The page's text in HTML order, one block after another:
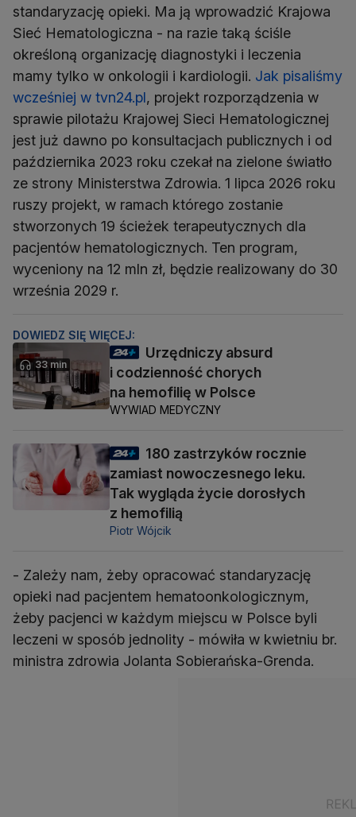
standaryzację opieki. Ma ją wprowadzić Krajowa
Sieć Hematologiczna - na razie taką ściśle
określoną organizację diagnostyki i leczenia
mamy tylko w onkologii i kardiologii. Jak pisaliśmy
wcześniej w tvn24.pl, projekt rozporządzenia w
sprawie pilotażu Krajowej Sieci Hematologicznej
jest już dawno po konsultacjach publicznych i od
października 2023 roku czekał na zielone światło
ze strony Ministerstwa Zdrowia. 1 lipca 2026 roku
ruszy projekt, w ramach którego zostanie
stworzonych 19 ścieżek terapeutycznych dla
pacjentów hematologicznych. Ten program,
wyceniony na 12 mln zł, będzie realizowany do 30
września 2029 r.
DOWIEDZ SIĘ WIĘCEJ:
33 min
Urzędniczy absurd
i codzienność chorych
na hemofilię w Polsce
WYWIAD MEDYCZNY
180 zastrzyków rocznie
zamiast nowoczesnego leku.
Tak wygląda życie dorosłych
z hemofilią
Piotr Wójcik
- Zależy nam, żeby opracować standaryzację
opieki nad pacjentem hematoonkologicznym,
żeby pacjenci w każdym miejscu w Polsce byli
leczeni w sposób jednolity - mówiła w kwietniu br.
ministra zdrowia Jolanta Sobierańska-Grenda.